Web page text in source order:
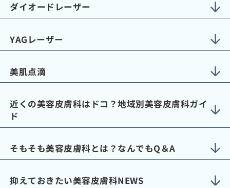
ダイオードレーザー
YAGレーザー
美肌点滴
近くの美容皮膚科はドコ？地域別美容皮膚科ガイ
ド
そもそも美容皮膚科とは？なんでもQ＆A
抑えておきたい美容皮膚科NEWS